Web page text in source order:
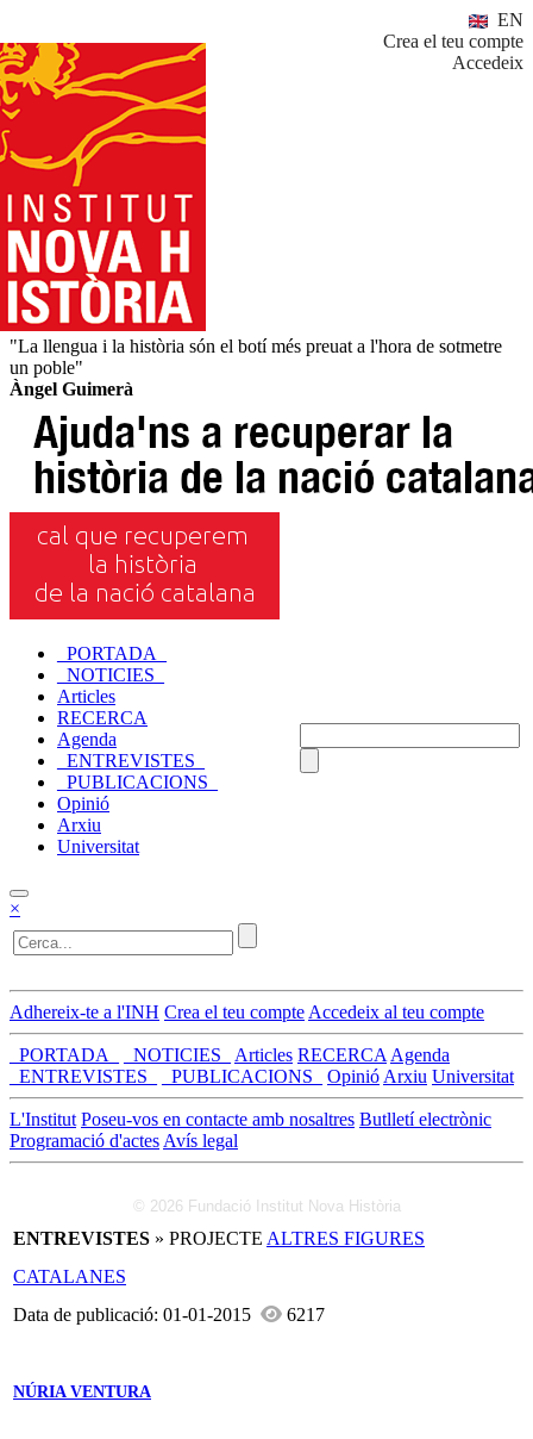
EN
Crea el teu compte
Accedeix
"La llengua i la història són el botí més preuat a l'hora de sotmetre
un poble"
Àngel Guimerà
_PORTADA_
_NOTICIES_
Articles
RECERCA
Agenda
_ENTREVISTES_
_PUBLICACIONS_
Opinió
Arxiu
Universitat
×
Adhereix-te a l'INH Crea el teu compte Accedeix al teu compte
_PORTADA_ _NOTICIES_ Articles RECERCA Agenda
_ENTREVISTES_
_PUBLICACIONS_ Opinió Arxiu Universitat
L'Institut Poseu-vos en contacte amb nosaltres Butlletí electrònic
Programació d'actes Avís legal
© 2026 Fundació Institut Nova Història
ENTREVISTES » PROJECTE ALTRES FIGURES
CATALANES
Data de publicació: 01-01-2015
6217
NÚRIA VENTURA